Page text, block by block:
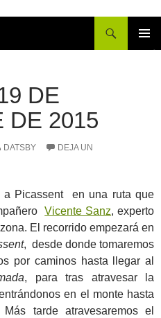
DE
DE 2015
DATSBY
DEJA UN
a Picassent en una ruta que
Vicente Sanz, experto
El recorrido empezará en
, desde donde tomaremos
por caminos hasta llegar al
, para tras atravesar la
en el monte hasta
Más tarde atravesaremos el